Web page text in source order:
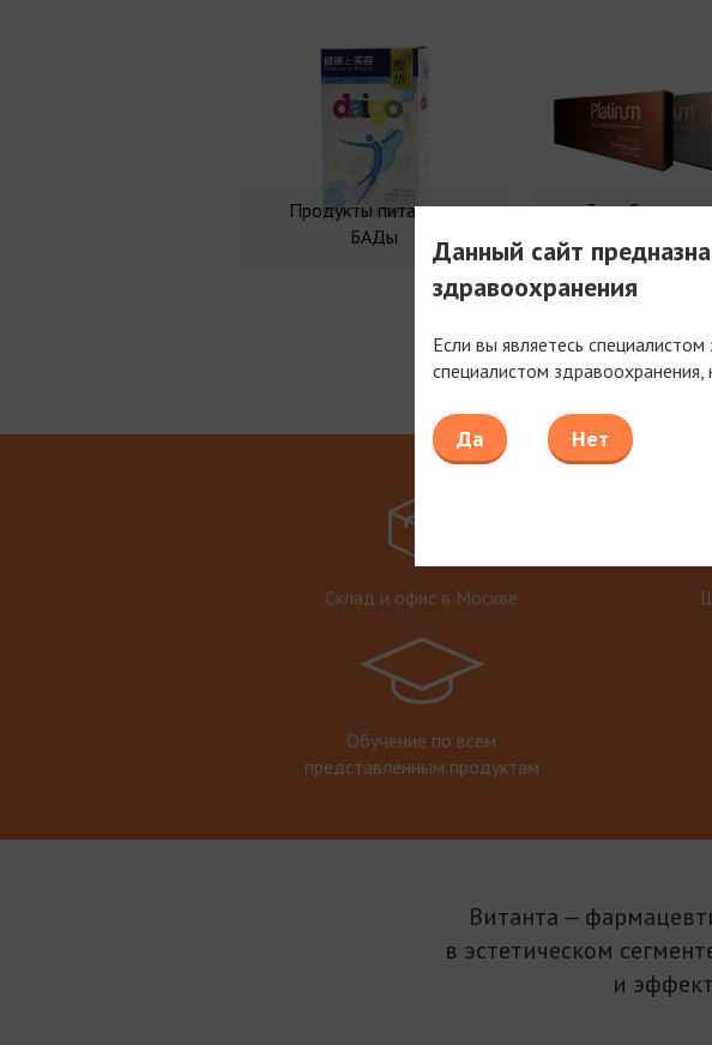
Продукты питания и
БАДы
3 мл
Мы работаем только с
Склад и офис в Москве
Обучение по всем
представленным продуктам
Витанта —
в эстетическом
и
Данный сайт
здравоохранения
Если вы являетесь
специалистом
Да Нет